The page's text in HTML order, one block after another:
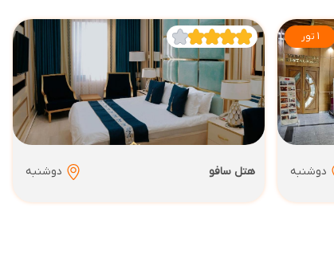
1 تور
دوشنبه هتل سافو دوشنبه